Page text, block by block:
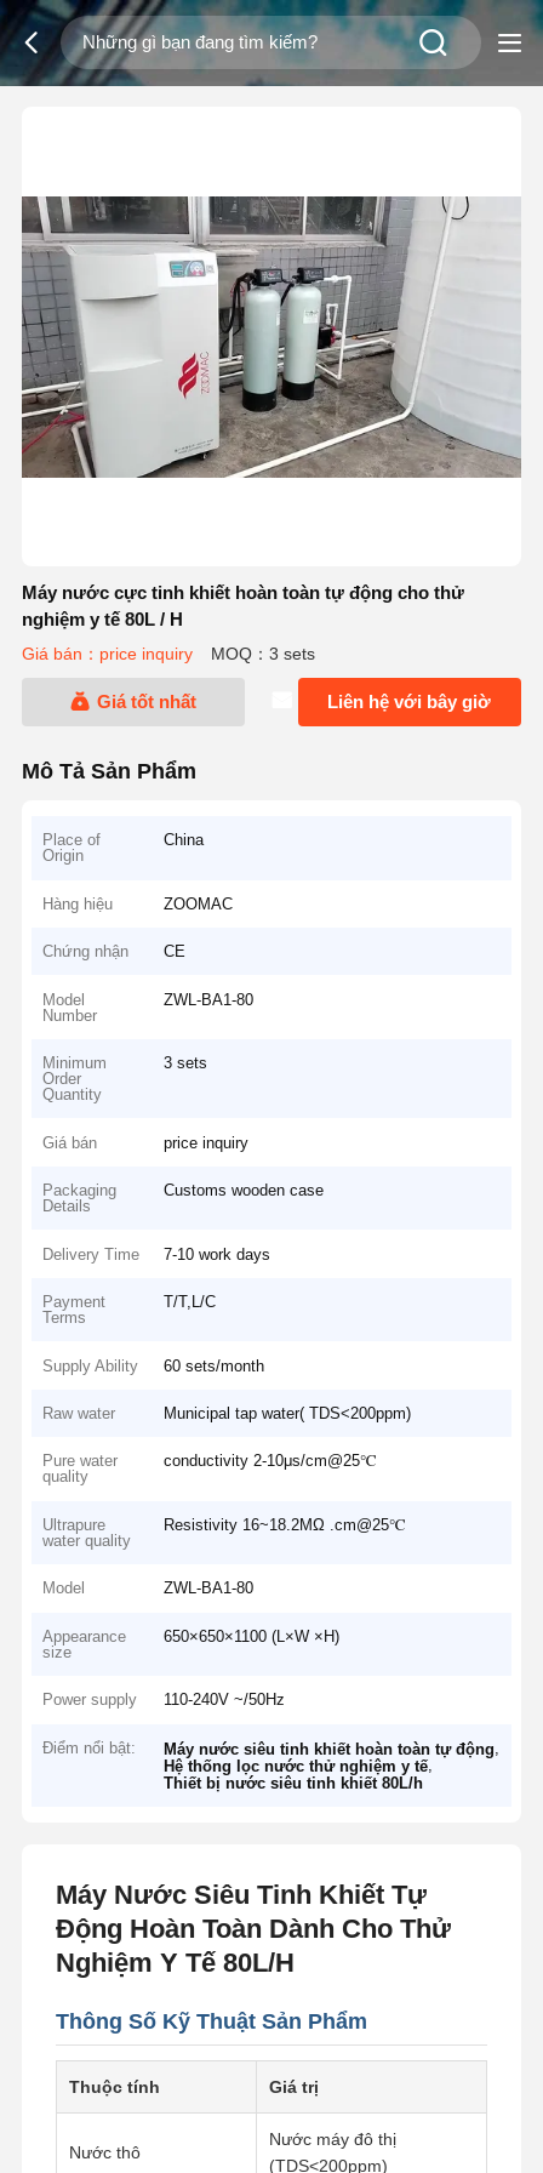
Máy nước cực tinh khiết hoàn toàn tự động cho thử
nghiệm y tế 80L / H
Giá bán：price inquiry MOQ：3 sets
Giá tốt nhất Liên hệ với bây giờ
Mô Tả Sản Phẩm
Place of
Origin
China
Hàng hiệu ZOOMAC
Chứng nhận CE
Model
Number
ZWL-BA1-80
Minimum
Order
Quantity
3 sets
Giá bán price inquiry
Packaging
Details
Customs wooden case
Delivery Time 7-10 work days
Payment
Terms
T/T,L/C
Supply Ability 60 sets/month
Raw water Municipal tap water( TDS<200ppm)
Pure water
quality
conductivity 2-10μs/cm@25℃
Ultrapure
water quality
Resistivity 16~18.2MΩ .cm@25℃
Model ZWL-BA1-80
Appearance
size
650×650×1100 (L×W ×H)
Power supply 110-240V ~/50Hz
Điểm nổi bật: Máy nước siêu tinh khiết hoàn toàn tự động
Hệ thống lọc nước thử nghiệm y tế
Thiết bị nước siêu tinh khiết 80L/h
Máy Nước Siêu Tinh Khiết Tự
Động Hoàn Toàn Dành Cho Thử
Nghiệm Y Tế 80L/H
Thông Số Kỹ Thuật Sản Phẩm
Thuộc tính Giá trị
Nước thô
Nước máy đô thị
(TDS<200ppm)